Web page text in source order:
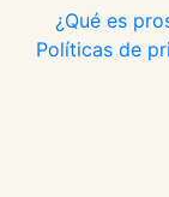
¿Qué es
Políticas de